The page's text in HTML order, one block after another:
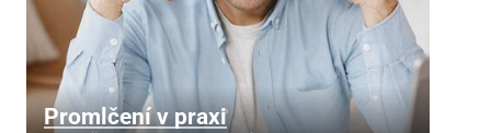
Promlčení v praxi